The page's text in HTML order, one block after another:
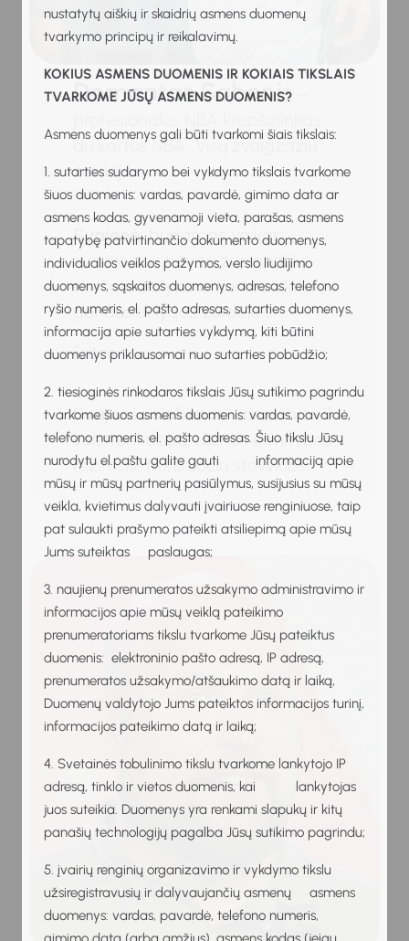
nustatytų aiškių ir skaidrių asmens duomenų
tvarkymo principų ir reikalavimų.
KOKIUS ASMENS DUOMENIS IR KOKIAIS TIKSLAIS
TVARKOME JŪSŲ ASMENS DUOMENIS?
Asmens duomenys gali būti tvarkomi šiais tikslais:
1. sutarties sudarymo bei vykdymo tikslais tvarkome
šiuos duomenis: vardas, pavardė, gimimo data ar
asmens kodas, gyvenamoji vieta, parašas, asmens
tapatybę patvirtinančio dokumento duomenys,
individualios veiklos pažymos, verslo liudijimo
duomenys, sąskaitos duomenys, adresas, telefono
ryšio numeris, el. pašto adresas, sutarties duomenys,
informacija apie sutarties vykdymą, kiti būtini
duomenys priklausomai nuo sutarties pobūdžio;
2. tiesioginės rinkodaros tikslais Jūsų sutikimo pagrindu
tvarkome šiuos asmens duomenis: vardas, pavardė,
telefono numeris, el. pašto adresas. Šiuo tikslu Jūsų
nurodytu el.paštu galite gauti informaciją apie
mūsų ir mūsų partnerių pasiūlymus, susijusius su mūsų
veikla, kvietimus dalyvauti įvairiuose renginiuose, taip
pat sulaukti prašymo pateikti atsiliepimą apie mūsų
Jums suteiktas paslaugas;
3. naujienų prenumeratos užsakymo administravimo ir
informacijos apie mūsų veiklą pateikimo
prenumeratoriams tikslu tvarkome Jūsų pateiktus
duomenis: elektroninio pašto adresą, IP adresą,
prenumeratos užsakymo/atšaukimo datą ir laiką,
Duomenų valdytojo Jums pateiktos informacijos turinį,
informacijos pateikimo datą ir laiką;
4. Svetainės tobulinimo tikslu tvarkome lankytojo IP
adresą, tinklo ir vietos duomenis, kai lankytojas
juos suteikia. Duomenys yra renkami slapukų ir kitų
panašių technologijų pagalba Jūsų sutikimo pagrindu;
5. įvairių renginių organizavimo ir vykdymo tikslu
užsiregistravusių ir dalyvaujančių asmenų asmens
duomenys: vardas, pavardė, telefono numeris,
Domantas Sabonis
du kartus NBA „Visų žvaigždžių“
žaidėjas.
Svajonė:būdamas vaikas
svajojo žaisti "Visų žvaigždžių"
mače ir dalyvauti kartu su kitais
geriausiai lygos žaidėjais.
Šaltinis
Svajonės siekimas:kasdien 6–8
val. treniruočių, dienos ir mitybos
režimas, treniruočių stovyklos.